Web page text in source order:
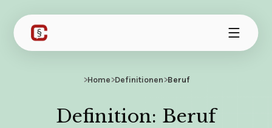
>Home>Definitionen>Beruf
Definition: Beruf